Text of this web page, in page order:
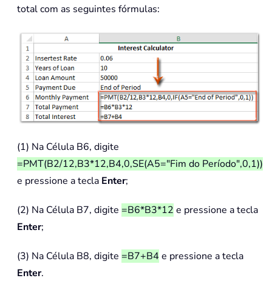
total com as seguintes fórmulas:
(1) Na Célula B6, digite
=PMT(B2/12,B3*12,B4,0,SE(A5="Fim do Período",0,1))
e pressione a tecla Enter;
(2) Na Célula B7, digite =B6*B3*12 e pressione a tecla
Enter;
(3) Na Célula B8, digite =B7+B4 e pressione a tecla
Enter.